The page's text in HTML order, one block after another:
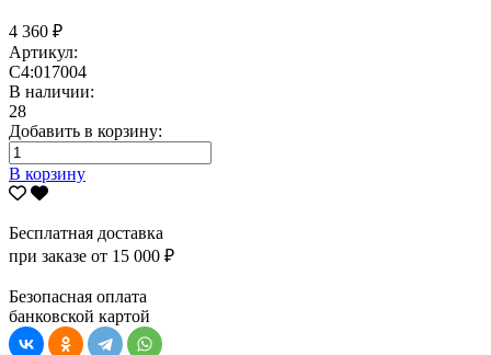
4 360 ₽
Артикул:
С4:017004
В наличии:
28
Добавить в корзину:
В корзину
Бесплатная доставка
при заказе от 15 000 ₽
Безопасная оплата
банковской картой